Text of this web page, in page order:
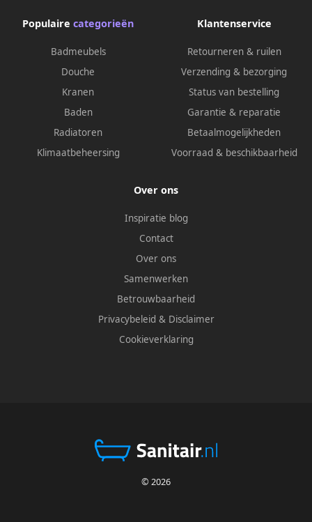
Populaire categorieën
Badmeubels
Douche
Kranen
Baden
Radiatoren
Klimaatbeheersing
Klantenservice
Retourneren & ruilen
Verzending & bezorging
Status van bestelling
Garantie & reparatie
Betaalmogelijkheden
Voorraad & beschikbaarheid
Over ons
Inspiratie blog
Contact
Over ons
Samenwerken
Betrouwbaarheid
Privacybeleid & Disclaimer
Cookieverklaring
© 2026